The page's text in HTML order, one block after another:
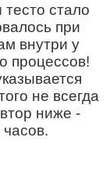
стало
при
внутри у
процессов!
не всегда
ниже -